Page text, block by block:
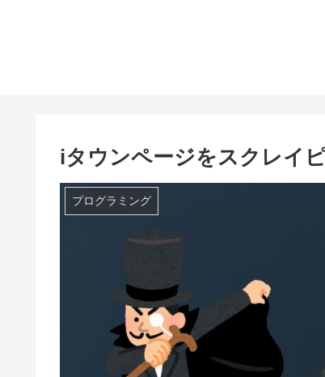
iタウンページをスクレイ
プログラミング